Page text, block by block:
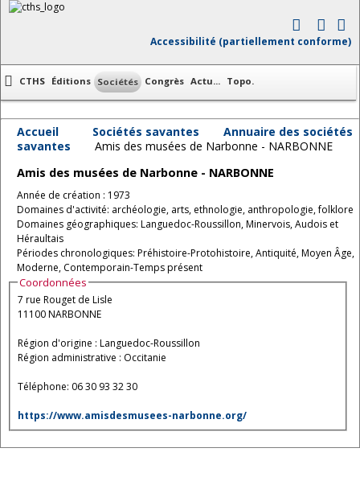
Accessibilité (partiellement conforme)
CTHS Éditions Sociétés Congrès Actu... Topo.
Accueil Sociétés savantes
Annuaire des sociétés
savantes
Amis des musées de Narbonne - NARBONNE
Amis des musées de Narbonne - NARBONNE
Année de création : 1973
Domaines d'activité: archéologie, arts, ethnologie, anthropologie, folklore
Domaines géographiques: Languedoc-Roussillon, Minervois, Audois et
Héraultais
Périodes chronologiques: Préhistoire-Protohistoire, Antiquité, Moyen Âge,
Moderne, Contemporain-Temps présent
Coordonnées
7 rue Rouget de Lisle
11100 NARBONNE
Région d'origine : Languedoc-Roussillon
Région administrative : Occitanie
Téléphone: 06 30 93 32 30
https://www.amisdesmusees-narbonne.org/